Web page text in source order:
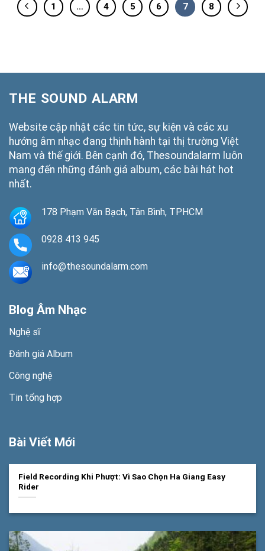
1 … 4 5 6 7 8
THE SOUND ALARM
Website cập nhật các tin tức, sự kiện và các xu
hướng âm nhạc đang thịnh hành tại thị trường Việt
Nam và thế giới. Bên cạnh đó, Thesoundalarm luôn
mang đến những đánh giá album, các bài hát hot
nhất.
178 Phạm Văn Bạch, Tân Bình, TPHCM
0928 413 945
info@thesoundalarm.com
Blog Âm Nhạc
Nghệ sĩ
Đánh giá Album
Công nghệ
Tin tổng hợp
Bài Viết Mới
Field Recording Khi Phượt: Vì Sao Chọn Ha Giang Easy
Rider